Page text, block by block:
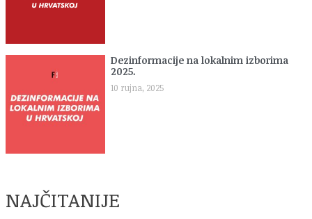
Dezinformacije na lokalnim izborima
2025.
10 rujna, 2025
NAJČITANIJE